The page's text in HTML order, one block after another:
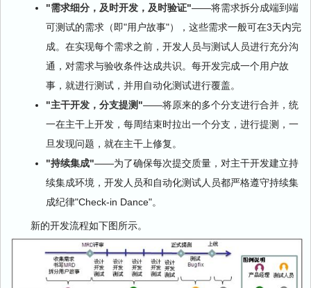
"需求细分，及时开发，及时验证"——将需求拆分成端到端
可测试的需求（即"用户故事"），这些需求一般可在3天内完
成。在实现每个需求之前，开发人员与测试人员进行充分沟
通，对需求与验收条件达成共识。每开发完成一个用户故
事，就进行测试，并用自动化测试进行覆盖。
"主干开发，分支提测"——将原来的多个分支进行合并，统
一在主干上开发，每周结束时拉出一个分支，进行提测，一
旦发现问题，就在主干上修复。
"持续集成"——为了确保每次提交质量，对主干开发建立持
续集成环境，开发人员和自动化测试人员都严格遵守持续集
成纪律"Check-in Dance"。
新的开发流程如下图所示。